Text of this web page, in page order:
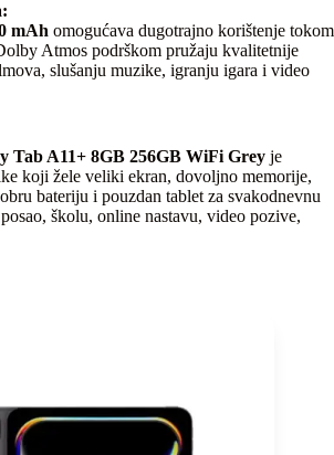
mAh omogućava dugotrajno korištenje tokom
Atmos podrškom pružaju kvalitetnije
slušanju muzike, igranju igara i video
Tab A11+ 8GB 256GB WiFi Grey je
koji žele veliki ekran, dovoljno memorije,
bateriju i pouzdan tablet za svakodnevnu
školu, online nastavu, video pozive,